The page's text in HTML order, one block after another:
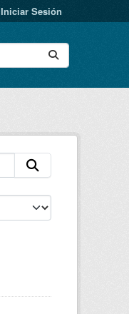
Iniciar Sesión